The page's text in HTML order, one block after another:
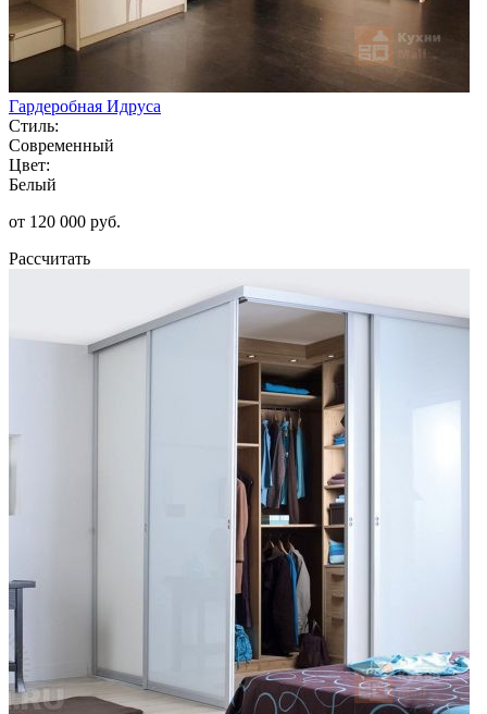
Гардеробная Идруса
Стиль:
Современный
Цвет:
Белый
от 120 000 руб.
Рассчитать